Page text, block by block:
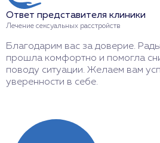
Ответ представителя клиники
Лечение сексуальных расстройств
Благодарим вас за доверие.
прошла комфортно и помогла
поводу ситуации. Желаем вам
уверенности в себе.